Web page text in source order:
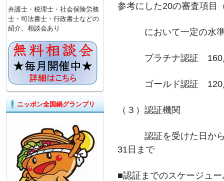
参考にした20の審査項目
において一定の水準
プラチナ認証 160
ゴールド認証 120
（３）認証機関
認証を受けた日から
31日まで
■認証までのスケージュー
弁護士・税理士・社会保険労務
士・司法書士・行政書士などの
紹介。相談会あり
ニッポン全国鍋グランプリ